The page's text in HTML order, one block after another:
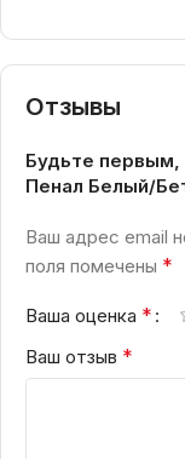
Отзывы
Будьте первым,
Пенал Белый/
Ваш адрес email
поля помечены *
Ваша оценка *
Ваш отзыв *